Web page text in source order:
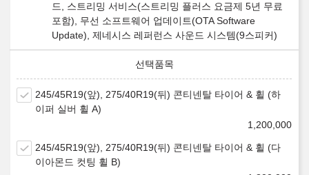
드, 스트리밍 서비스(스트리밍 플러스 요금제 5년 무료
포함), 무선 소프트웨어 업데이트(OTA Software
Update), 제네시스 레퍼런스 사운드 시스템(9스피커)
245/45R19(앞), 275/40R19(뒤) 콘티넨탈 타이어 & 휠 (하
이퍼 실버 휠 A)
1,200,000
245/45R19(앞), 275/40R19(뒤) 콘티넨탈 타이어 & 휠 (다
이아몬드 컷팅 휠 B)